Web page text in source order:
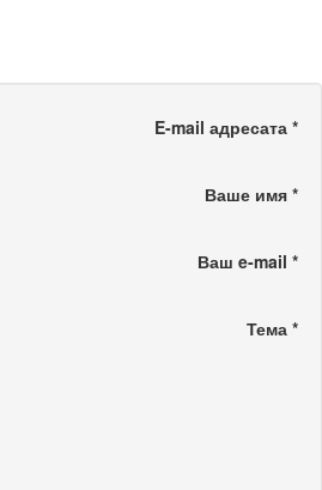
E-mail адресата *
Ваше имя *
Ваш e-mail *
Тема *